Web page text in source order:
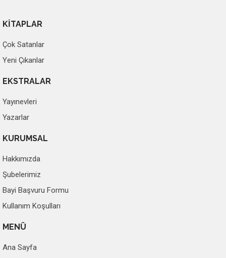
KİTAPLAR
Çok Satanlar
Yeni Çıkanlar
EKSTRALAR
Yayınevleri
Yazarlar
KURUMSAL
Hakkımızda
Şubelerimiz
Bayi Başvuru Formu
Kullanım Koşulları
MENÜ
Ana Sayfa